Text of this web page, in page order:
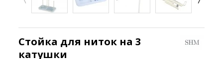
Стойка для ниток на 3
катушки